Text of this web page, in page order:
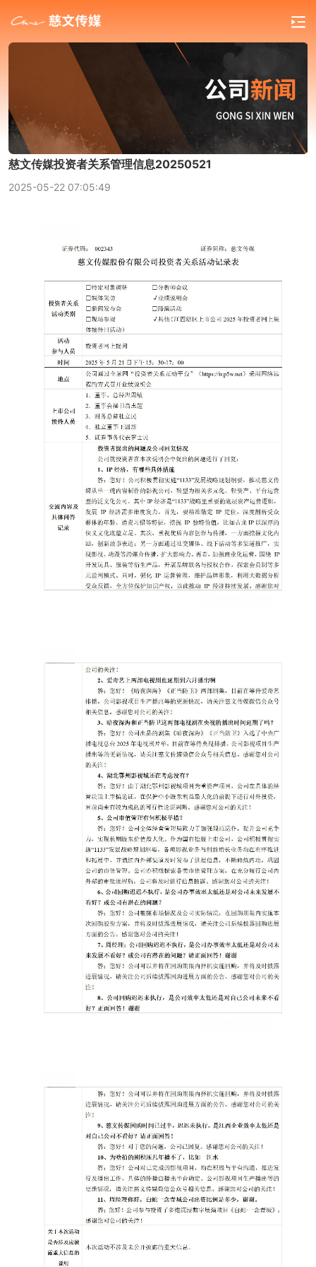
慈文传媒投资者关系管理信息20250521
2025-05-22 07:05:49